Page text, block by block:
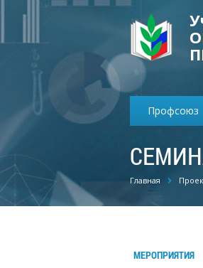
Профсоюз
Главная
МЕРОПРИЯТИЯ